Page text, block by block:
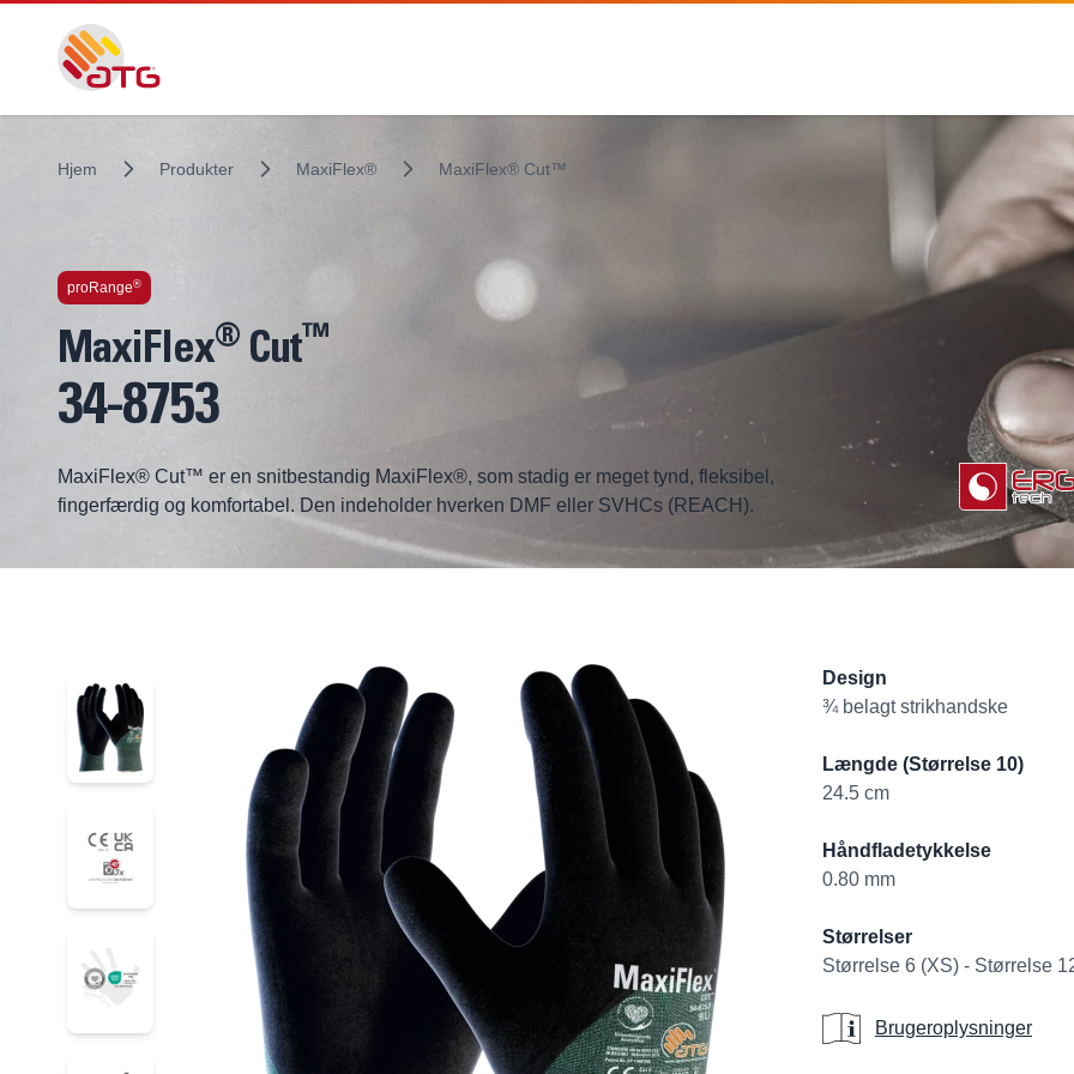
Hjem Produkter MaxiFlex® MaxiFlex® Cut™
proRange®
MaxiFlex®Cut™
34-8753
MaxiFlex® Cut™ er en snitbestandig MaxiFlex®, som stadig er meget tynd, fleksibel,
fingerfærdig og komfortabel. Den indeholder hverken DMF eller SVHCs (REACH).
Indbygget teknologi
34-8753 Product
Design
¾ belagt strikhandske
Længde (Størrelse 10)
24.5 cm
Håndfladetykkelse
0.80 mm
Størrelser
Størrelse 6 (XS) - Størrelse
Brugeroplysninger
Brugeroplysninger